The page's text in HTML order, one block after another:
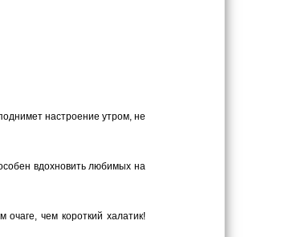
настроение утром, не
вдохновить любимых на
чем короткий халатик!